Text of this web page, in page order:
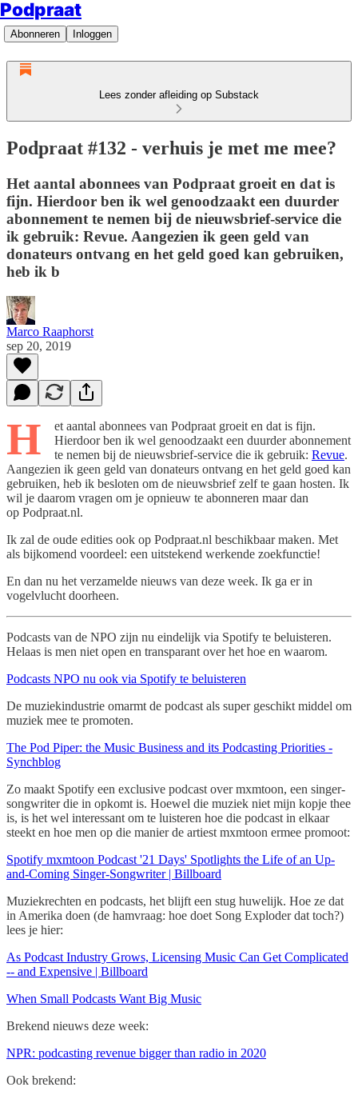
Podpraat
Abonneren Inloggen
Lees zonder afleiding op Substack
Podpraat #132 - verhuis je met me mee?
Het aantal abonnees van Podpraat groeit en dat is
fijn. Hierdoor ben ik wel genoodzaakt een duurder
abonnement te nemen bij de nieuwsbrief-service die
ik gebruik: Revue. Aangezien ik geen geld van
donateurs ontvang en het geld goed kan gebruiken,
heb ik b
Marco Raaphorst
sep 20, 2019
H
et aantal abonnees van Podpraat groeit en dat is fijn.
Hierdoor ben ik wel genoodzaakt een duurder abonnement
te nemen bij de nieuwsbrief-service die ik gebruik: Revue.
Aangezien ik geen geld van donateurs ontvang en het geld goed kan
gebruiken, heb ik besloten om de nieuwsbrief zelf te gaan hosten. Ik
wil je daarom vragen om je opnieuw te abonneren maar dan
op Podpraat.nl.
Ik zal de oude edities ook op Podpraat.nl beschikbaar maken. Met
als bijkomend voordeel: een uitstekend werkende zoekfunctie!
En dan nu het verzamelde nieuws van deze week. Ik ga er in
vogelvlucht doorheen.
Podcasts van de NPO zijn nu eindelijk via Spotify te beluisteren.
Helaas is men niet open en transparant over het hoe en waarom.
Podcasts NPO nu ook via Spotify te beluisteren
De muziekindustrie omarmt de podcast als super geschikt middel om
muziek mee te promoten.
The Pod Piper: the Music Business and its Podcasting Priorities -
Synchblog
Zo maakt Spotify een exclusive podcast over mxmtoon, een singer-
songwriter die in opkomt is. Hoewel die muziek niet mijn kopje thee
is, is het wel interessant om te luisteren hoe die podcast in elkaar
steekt en hoe men op die manier de artiest mxmtoon ermee promoot:
Spotify mxmtoon Podcast '21 Days' Spotlights the Life of an Up-
and-Coming Singer-Songwriter | Billboard
Muziekrechten en podcasts, het blijft een stug huwelijk. Hoe ze dat
in Amerika doen (de hamvraag: hoe doet Song Exploder dat toch?)
lees je hier:
As Podcast Industry Grows, Licensing Music Can Get Complicated
-- and Expensive | Billboard
When Small Podcasts Want Big Music
Brekend nieuws deze week:
NPR: podcasting revenue bigger than radio in 2020
Ook brekend: